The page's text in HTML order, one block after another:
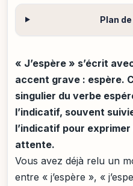
Plan
« J’espère » s’écrit
accent grave : espère.
singulier du verbe
l’indicatif, souvent
l’indicatif pour
attente.
Vous avez déjà relu un
entre « j’espère », «